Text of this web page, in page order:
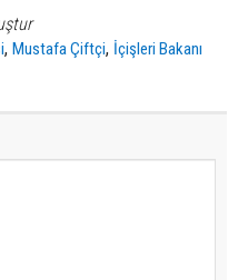
,Mustafa Çiftçi, İçişleri Bakanı